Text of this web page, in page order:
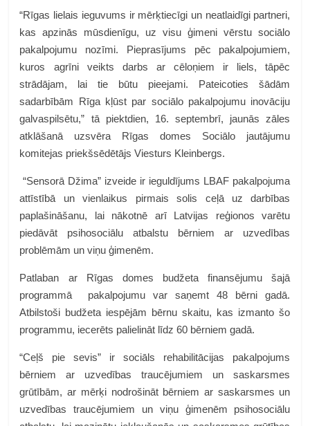
“Rīgas lielais ieguvums ir mērķtiecīgi un neatlaidīgi partneri,
kas apzinās mūsdienīgu, uz visu ģimeni vērstu sociālo
pakalpojumu nozīmi. Pieprasījums pēc pakalpojumiem,
kuros agrīni veikts darbs ar cēloņiem ir liels, tāpēc
strādājam, lai tie būtu pieejami. Pateicoties šādām
sadarbībām Rīga kļūst par sociālo pakalpojumu inovāciju
galvaspilsētu,” tā piektdien, 16. septembrī, jaunās zāles
atklāšanā uzsvēra Rīgas domes Sociālo jautājumu
komitejas priekšsēdētājs Viesturs Kleinbergs.
“Sensorā Džima” izveide ir ieguldījums LBAF pakalpojuma
attīstībā un vienlaikus pirmais solis ceļā uz darbības
paplašināšanu, lai nākotnē arī Latvijas reģionos varētu
piedāvāt psihosociālu atbalstu bērniem ar uzvedības
problēmām un viņu ģimenēm.
Patlaban ar Rīgas domes budžeta finansējumu šajā
programmā pakalpojumu var saņemt 48 bērni gadā.
Atbilstoši budžeta iespējām bērnu skaitu, kas izmanto šo
programmu, iecerēts palielināt līdz 60 bērniem gadā.
“Ceļš pie sevis” ir sociāls rehabilitācijas pakalpojums
bērniem ar uzvedības traucējumiem un saskarsmes
grūtībām, ar mērķi nodrošināt bērniem ar saskarsmes un
uzvedības traucējumiem un viņu ģimenēm psihosociālu